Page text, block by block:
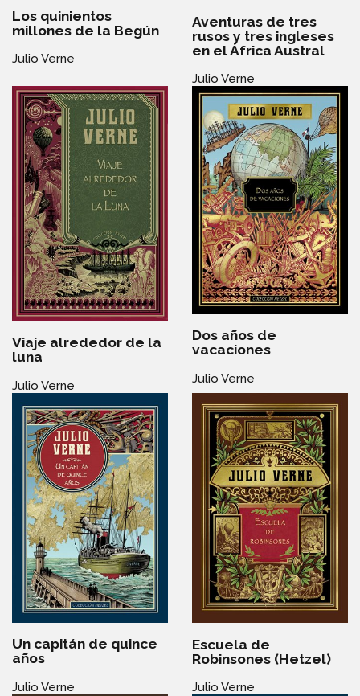
Los quinientos
millones de la Begún
Julio Verne
Aventuras de tres
rusos y tres ingleses
en el África Austral
Julio Verne
Viaje alrededor de la
luna
Julio Verne
Dos años de
vacaciones
Julio Verne
Un capitán de quince
años
Julio Verne
Escuela de
Robinsones (Hetzel)
Julio Verne